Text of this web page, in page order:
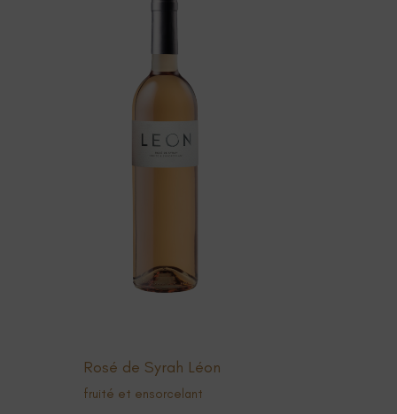
Rosé de Syrah Léon
fruité et ensorcelant